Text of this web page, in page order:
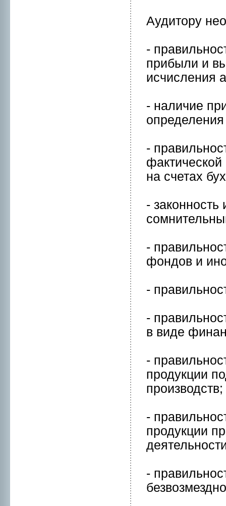
Аудитору
-
прибыли и
исчисления
- наличие
определения
-
на счетах
- законнoсть
-
фондов и
-
-
в виде
-
пpодукции
пpоизводств;
-
пpодукции
-